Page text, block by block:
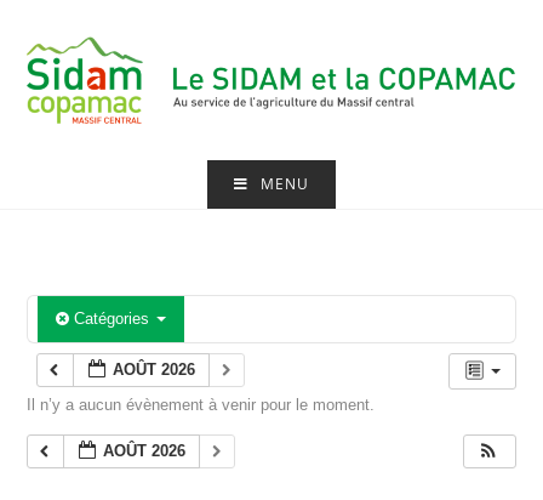
content
MENU
Catégories
AOÛT 2026
Il n’y a aucun évènement à venir pour le moment.
AOÛT 2026